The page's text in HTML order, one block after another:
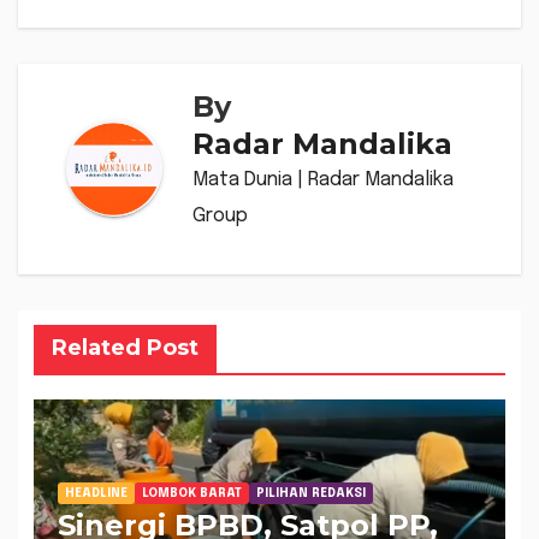
By
Radar Mandalika
Mata Dunia | Radar Mandalika
Group
Related Post
HEADLINE LOMBOK BARAT PILIHAN REDAKSI
Sinergi BPBD, Satpol PP,